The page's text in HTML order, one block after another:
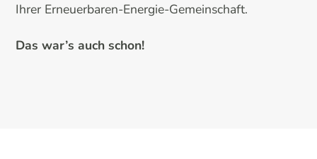
Ihrer Erneuerbaren-Energie-Gemeinschaft.
Das war’s auch schon!